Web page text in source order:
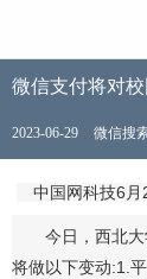
微信支付将对
2023-06-29 微信搜
中国网科技6月
今日，西北大学
将做以下变动:1.